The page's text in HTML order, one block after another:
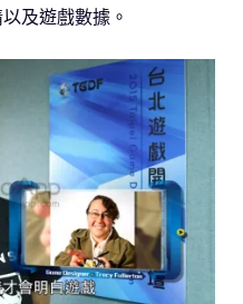
及遊戲數據。